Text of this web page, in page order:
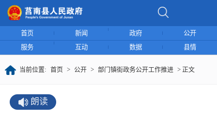
首页 新闻 政府
公开
服务
互动 数据 县情
当前位置: 首页 > 公开 > 部门镇街政务公开工作推进 > 正文
朗读